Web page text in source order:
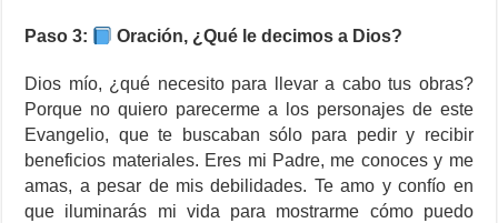
Paso 3: Oración, ¿Qué le decimos a Dios?
Dios mío, ¿qué necesito para llevar a cabo tus obras?
Porque no quiero parecerme a los personajes de este
Evangelio, que te buscaban sólo para pedir y recibir
beneficios materiales. Eres mi Padre, me conoces y me
amas, a pesar de mis debilidades. Te amo y confío en
que iluminarás mi vida para mostrarme cómo puedo